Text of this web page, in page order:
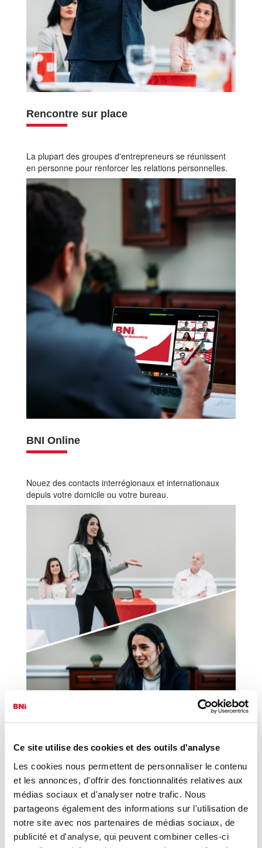
Ce site utilise des cookies et des outils d'analyse
Les cookies nous permettent de personnaliser le contenu
et les annonces, d'offrir des fonctionnalités relatives aux
médias sociaux et d'analyser notre trafic. Nous
partageons également des informations sur l'utilisation de
notre site avec nos partenaires de médias sociaux, de
publicité et d'analyse, qui peuvent combiner celles-ci
Rencontre sur place
La plupart des groupes d'entrepreneurs se réunissent
en personne pour renforcer les relations personnelles.
BNI Online
Nouez des contacts interrégionaux et internationaux
depuis votre domicile ou votre bureau.
BNI Hybrid
Une combinaison exceptionnelle de réunions en ligne et
de rencontres sur place pour combiner les avantages
des deux modèles.